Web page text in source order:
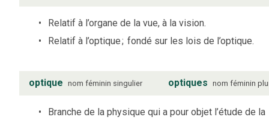
Relatif à l’organe de la vue, à la vision.
Relatif à l’optique; fondé sur les lois de l’optique.
optique nom féminin singulier optiques nom féminin
Branche de la physique qui a pour objet l’étude de la